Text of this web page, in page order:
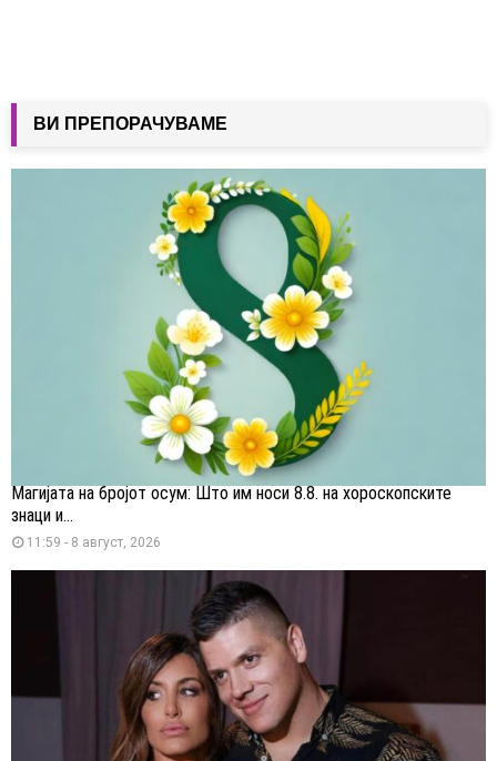
ВИ ПРЕПОРАЧУВАМЕ
Магијата на бројот осум: Што им носи 8.8. на хороскопските
знаци и...
11:59 - 8 август, 2026